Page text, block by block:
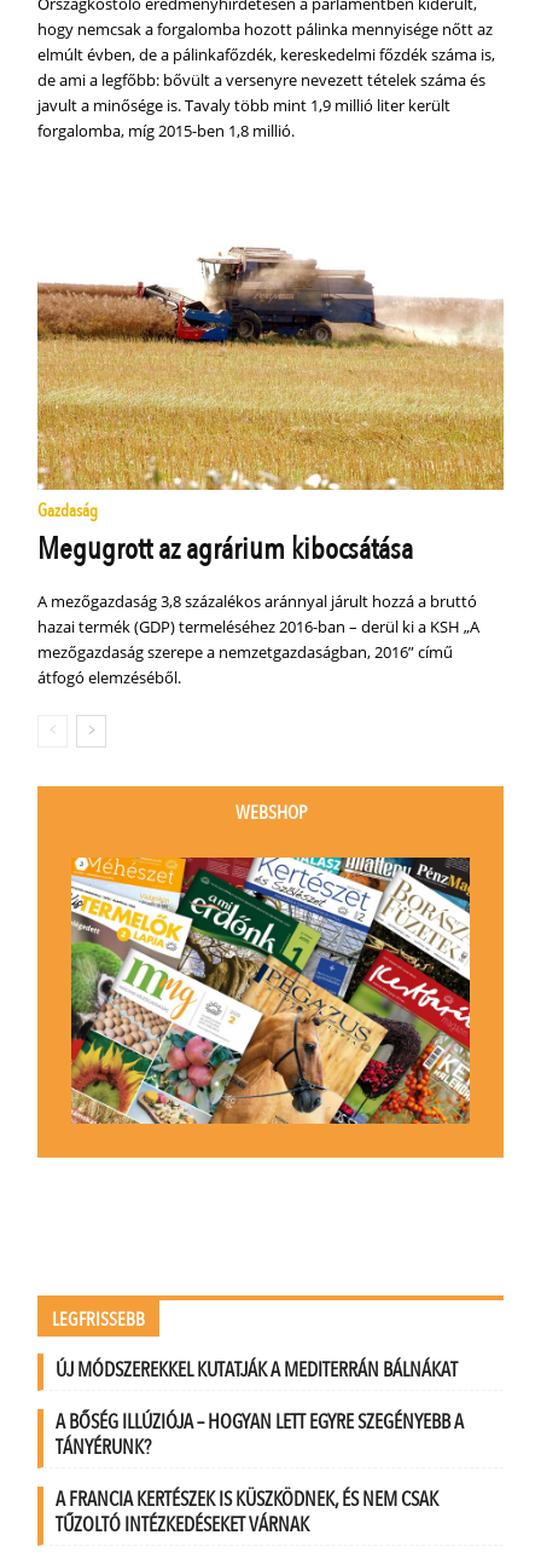
hogy nemcsak a forgalomba hozott pálinka mennyisége nőtt az
elmúlt évben, de a pálinkafőzdék, kereskedelmi főzdék száma is,
de ami a legfőbb: bővült a versenyre nevezett tételek száma és
javult a minősége is. Tavaly több mint 1,9 millió liter került
forgalomba, míg 2015-ben 1,8 millió.
Gazdaság
Megugrott az agrárium kibocsátása
A mezőgazdaság 3,8 százalékos aránnyal járult hozzá a bruttó
hazai termék (GDP) termeléséhez 2016-ban – derül ki a KSH „A
mezőgazdaság szerepe a nemzetgazdaságban, 2016” című
átfogó elemzéséből.
WEBSHOP
LEGFRISSEBB
ÚJ MÓDSZEREKKEL KUTATJÁK A MEDITERRÁN BÁLNÁKAT
A BŐSÉG ILLÚZIÓJA – HOGYAN LETT EGYRE SZEGÉNYEBB A
TÁNYÉRUNK?
A FRANCIA KERTÉSZEK IS KÜSZKÖDNEK, ÉS NEM CSAK
TŰZOLTÓ INTÉZKEDÉSEKET VÁRNAK